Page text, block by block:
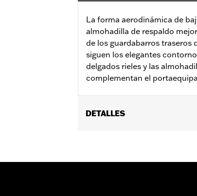
La forma aerodinámica de
almohadilla de respaldo
de los guardabarros traseros
siguen los elegantes
delgados rieles y las
complementan el
DETALLES
Installation Instructions